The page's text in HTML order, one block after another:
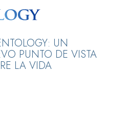
UN
PUNTO DE VISTA
LA VIDA